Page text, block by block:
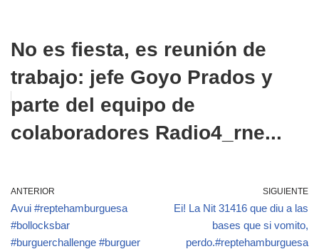
No es fiesta, es reunión de
trabajo: jefe Goyo Prados y
parte del equipo de
colaboradores Radio4_rne...
ANTERIOR
Avui #reptehamburguesa
#bollocksbar
#burguerchallenge #burguer
SIGUIENTE
Ei! La Nit 31416 que diu a las
bases que si vomito,
perdo.#reptehamburguesa